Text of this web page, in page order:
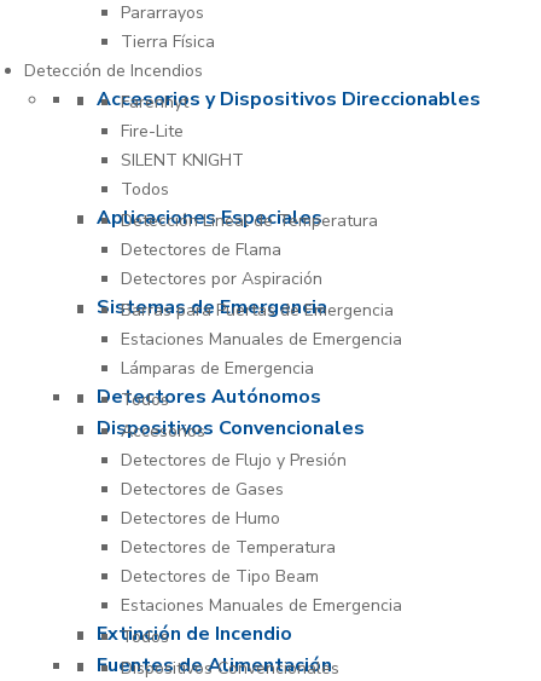
Pararrayos
Tierra Física
Detección de Incendios
Accesorios y Dispositivos Direccionables
Farenhyt
Fire-Lite
SILENT KNIGHT
Todos
Aplicaciones Especiales
Detección Lineal de Temperatura
Detectores de Flama
Detectores por Aspiración
Sistemas de Emergencia
Barras para Puertas de Emergencia
Estaciones Manuales de Emergencia
Lámparas de Emergencia
Detectores Autónomos
Todos
Dispositivos Convencionales
Accesorios
Detectores de Flujo y Presión
Detectores de Gases
Detectores de Humo
Detectores de Temperatura
Detectores de Tipo Beam
Estaciones Manuales de Emergencia
Extinción de Incendio
Todos
Fuentes de Alimentación
Dispositivos Convencionales